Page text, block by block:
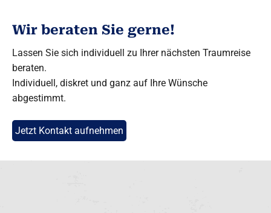
Wir beraten Sie gerne!
Lassen Sie sich individuell zu Ihrer nächsten Traumreise
beraten.
Individuell, diskret und ganz auf Ihre Wünsche
abgestimmt.
Jetzt Kontakt aufnehmen